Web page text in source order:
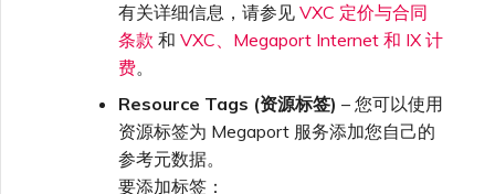
有关详细信息，请参见 VXC 定价与合同
条款 和 VXC、Megaport Internet 和 IX 计
费。
Resource Tags (资源标签) – 您可以使用
资源标签为 Megaport 服务添加您自己的
参考元数据。
要添加标签：